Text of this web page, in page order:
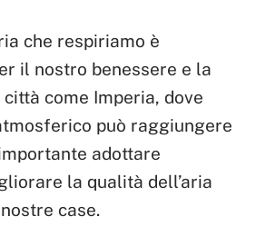
che respiriamo è
il nostro benessere e la
come Imperia, dove
può raggiungere
adottare
la qualità dell’aria
case.